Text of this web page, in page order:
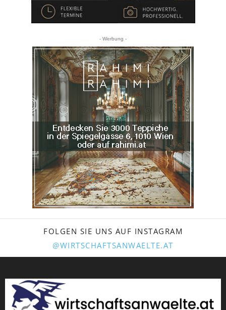
- Werbung -
FOLGEN SIE UNS AUF INSTAGRAM
@WIRTSCHAFTSANWAELTE.AT